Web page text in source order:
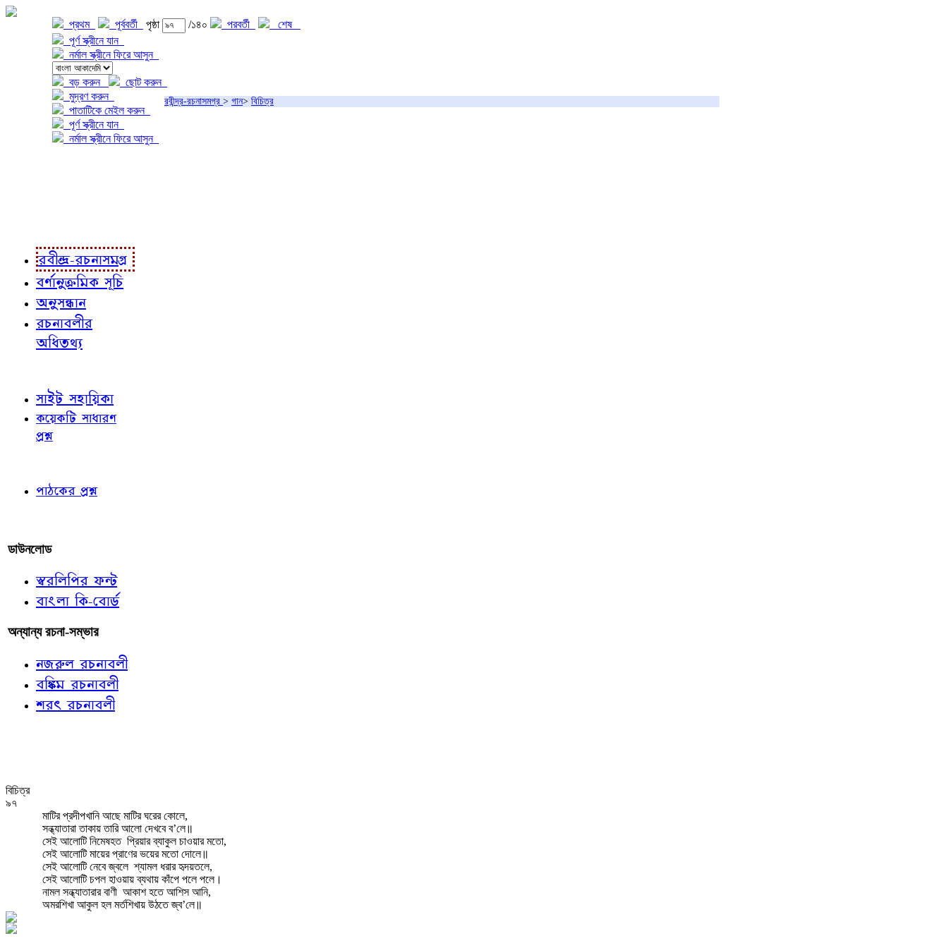
প্রথম পূর্ববর্তী পৃষ্ঠা /১৪০ পরবর্তী
শেষ
পূর্ণ স্ক্রীনে যান
নর্মাল স্ক্রীনে ফিরে আসুন
বড় করুন
ছোট করুন
মুদ্রণ করুন
পাতাটিকে মেইল করুন
পূর্ণ স্ক্রীনে যান
নর্মাল স্ক্রীনে ফিরে আসুন
রবীন্দ্র-রচনাসমগ্র > গান> বিচিত্র
রবীন্দ্র-রচনাসমগ্র
বর্ণানুক্রমিক সূচি
অনুসন্ধান
রচনাবলীর
অধিতথ্য
সাইট সহায়িকা
কয়েকটি সাধারণ
প্রশ্ন
পাঠকের প্রশ্ন
ডাউনলোড
স্বরলিপির ফন্ট
বাংলা কি-বোর্ড
অন্যান্য রচনা-সম্ভার
নজরুল রচনাবলী
বঙ্কিম রচনাবলী
শরৎ রচনাবলী
বিচিত্র
৯৭
মাটির প্রদীপখানি আছে মাটির ঘরের কোলে,
সন্ধ্যাতারা তাকায় তারি আলো দেখবে ব’লে॥
সেই আলোটি নিমেষহত প্রিয়ার ব্যাকুল চাওয়ার মতো,
সেই আলোটি মায়ের প্রাণের ভয়ের মতো দোলে॥
সেই আলোটি নেবে জ্বলে শ্যামল ধরার হৃদয়তলে,
সেই আলোটি চপল হাওয়ায় ব্যথায় কাঁপে পলে পলে।
নামল সন্ধ্যাতারার বাণী আকাশ হতে আশিস আনি,
অমরশিখা আকুল হল মর্তশিখায় উঠতে জ্ব’লে॥